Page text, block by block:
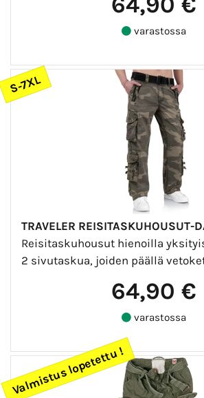
varastossa
S-7XL
TRAVELER REISITASKUHOUSUT-
Reisitaskuhousut hienoilla
2 sivutaskua, joiden päällä
64,90 €
varastossa
Valmistus lopetettu !